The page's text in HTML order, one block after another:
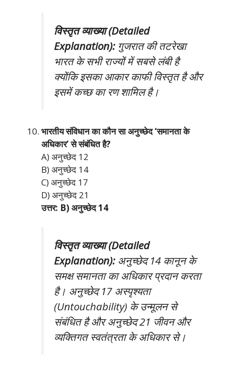
विस्तृत व्याख्या (Detailed
Explanation):गुजरात की तटरेखा
भारत के सभी राज्यों में सबसे लंबी है
क्योंकि इसका आकार काफी विस्तृत है और
इसमें कच्छ का रण शामिल है।
भारतीय संविधान का कौन सा अनुच्छेद ‘समानता के
अधिकार’ से संबंधित है?
A) अनुच्छेद 12
B) अनुच्छेद 14
C) अनुच्छेद 17
D) अनुच्छेद 21
उत्तर: B) अनुच्छेद 14
विस्तृत व्याख्या (Detailed
Explanation):अनुच्छेद 14 कानून के
समक्ष समानता का अधिकार प्रदान करता
है। अनुच्छेद 17 अस्पृश्यता
(Untouchability) के उन्मूलन से
संबंधित है और अनुच्छेद 21 जीवन और
व्यक्तिगत स्वतंत्रता के अधिकार से।